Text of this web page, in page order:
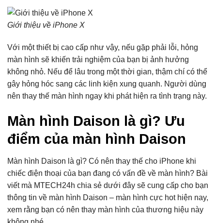
Giới thiệu về iPhone X
Với một thiết bị cao cấp như vậy, nếu gặp phải lỗi, hỏng
màn hình sẽ khiến trải nghiệm của bạn bị ảnh hưởng
không nhỏ. Nếu để lâu trong một thời gian, thậm chí có thể
gây hỏng hóc sang các linh kiện xung quanh. Người dùng
nên thay thế màn hình ngay khi phát hiện ra tình trạng này.
Màn hình Daison là gì? Ưu
điểm của màn hình Daison
Màn hình Daison là gì? Có nên thay thế cho iPhone khi
chiếc điện thoại của bạn đang có vấn đề về màn hình? Bài
viết mà MTECH24h chia sẻ dưới đây sẽ cung cấp cho bạn
thông tin về màn hình Daison – màn hình cực hot hiện nay,
xem rằng bạn có nên thay màn hình của thương hiệu này